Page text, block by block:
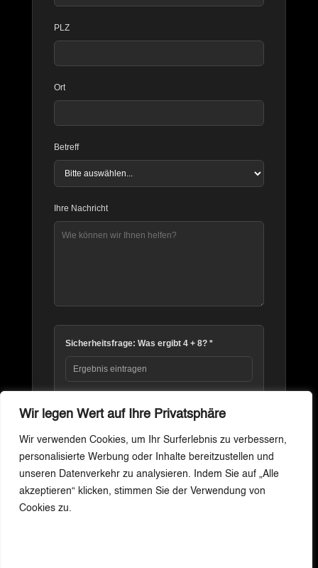
Wir legen Wert auf Ihre Privatsphäre
Wir verwenden Cookies, um Ihr Surferlebnis zu verbessern,
personalisierte Werbung oder Inhalte bereitzustellen und
unseren Datenverkehr zu analysieren. Indem Sie auf „Alle
akzeptieren“ klicken, stimmen Sie der Verwendung von
Cookies zu.
Zustimmung verwalten
Um dir ein optimales Erlebnis zu bieten, verwenden wir Technologien wie
Cookies, um Geräteinformationen zu speichern und/oder darauf
PLZ
Ort
Betreff
Ihre Nachricht
Sicherheitsfrage: Was ergibt 4+ 8? *
Nachricht senden
Vintage · Design · Restauration —
ATELIER
Restauration
Über uns